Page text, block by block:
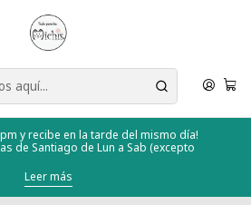
y recibe en la tarde del mismo día!
de Santiago de Lun a Sab (excepto
Leer más